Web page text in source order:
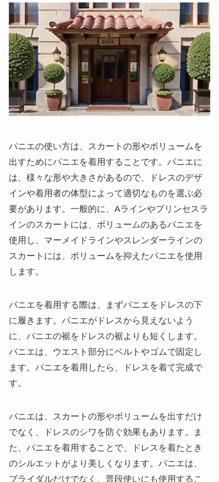
パニエの使い方は、スカートの形やボリュームを
出すためにパニエを着用することです。パニエに
は、様々な形や大きさがあるので、ドレスのデザ
インや着用者の体型によって適切なものを選ぶ必
要があります。一般的に、Aラインやプリンセスラ
インのスカートには、ボリュームのあるパニエを
使用し、マーメイドラインやスレンダーラインの
スカートには、ボリュームを抑えたパニエを使用
します。
パニエを着用する際は、まずパニエをドレスの下
に履きます。パニエがドレスから見えないよう
に、パニエの裾をドレスの裾よりも短くします。
パニエは、ウエスト部分にベルトやゴムで固定し
ます。パニエを着用したら、ドレスを着て完成で
す。
パニエは、スカートの形やボリュームを出すだけ
でなく、ドレスのシワを防ぐ効果もあります。ま
た、パニエを着用することで、ドレスを着たとき
のシルエットがより美しくなります。パニエは、
ブライダルだけでなく、普段使いにも使用するこ